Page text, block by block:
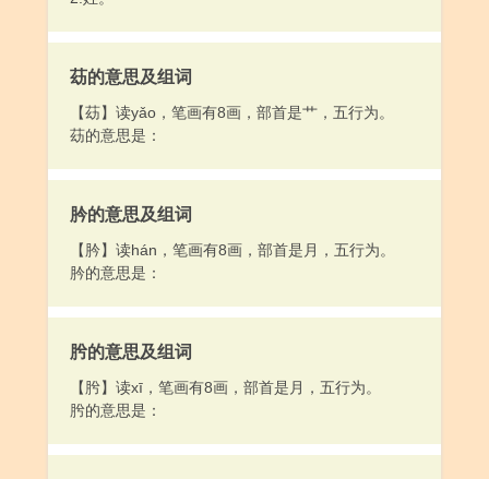
苭的意思及组词
【苭】读yǎo，笔画有8画，部首是艹，五行为。
苭的意思是：
肣的意思及组词
【肣】读hán，笔画有8画，部首是月，五行为。
肣的意思是：
肹的意思及组词
【肹】读xī，笔画有8画，部首是月，五行为。
肹的意思是：